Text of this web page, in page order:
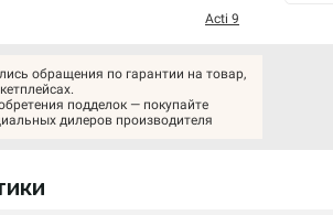
Acti 9
обращения по гарантии на товар,
подделок — покупайте
дилеров производителя